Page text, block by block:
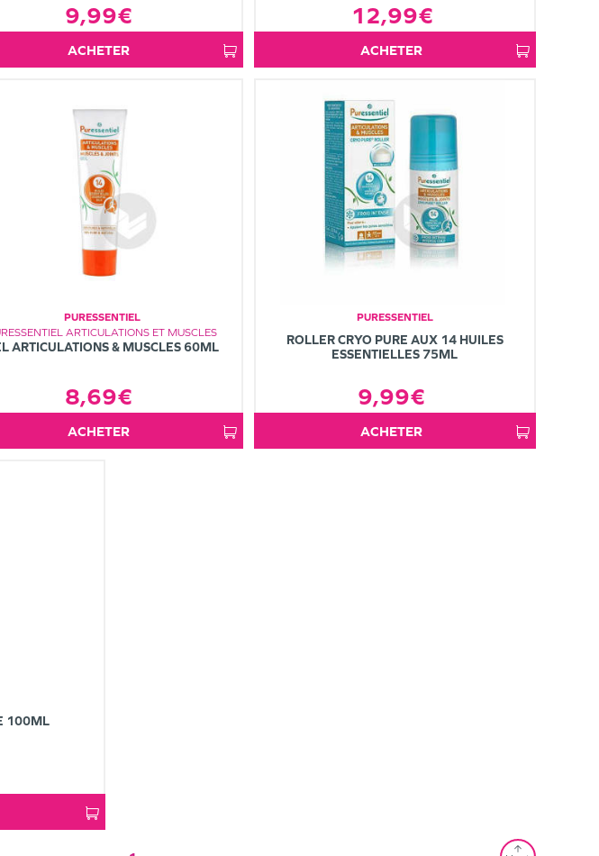
9,99€
ACHETER
12,99€
ACHETER
PURESSENTIEL
ARTICULATIONS ET MUSCLES
ARTICULATIONS & MUSCLES 60ML
8,69€
ACHETER
PURESSENTIEL
ROLLER CRYO PURE AUX 14 HUILES
ESSENTIELLES 75ML
9,99€
ACHETER
100ML